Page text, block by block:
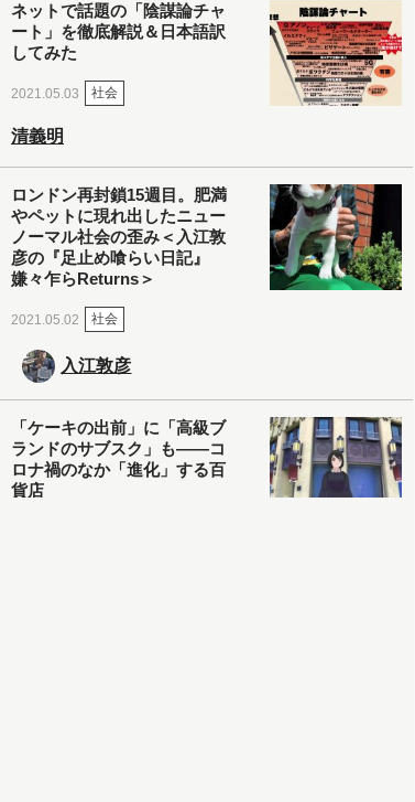
ネットで話題の「陰謀論チャ
ート」を徹底解説＆日本語訳
してみた
2021.05.03 社会
清義明
ロンドン再封鎖15週目。肥満
やペットに現れ出したニュー
ノーマル社会の歪み＜入江敦
彦の『足止め喰らい日記』
嫌々乍らReturns＞
2021.05.02 社会
入江敦彦
「ケーキの出前」に「高級ブ
ランドのサブスク」も――コ
ロナ禍のなか「進化」する百
貨店